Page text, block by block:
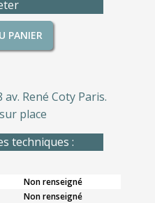
PANIER
René Coty Paris.
place
techniques :
Non renseigné
Non renseigné